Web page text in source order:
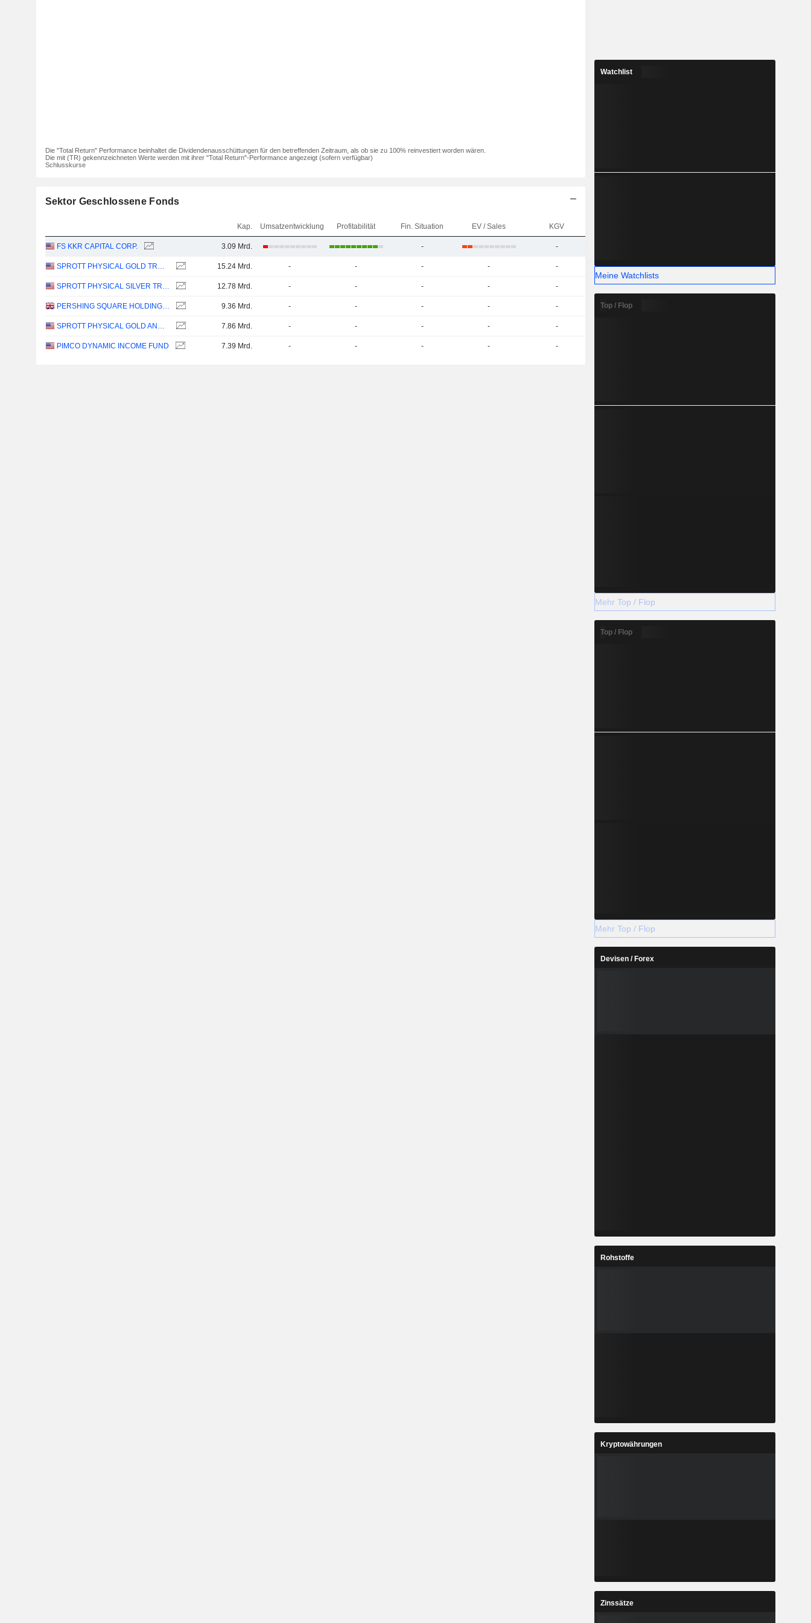
Die "Total Return" Performance beinhaltet die Dividendenausschüttungen für den betreffenden Zeitraum, als ob sie zu 100% reinvestiert worden wären.
Die mit (TR) gekennzeichneten Werte werden mit ihrer "Total Return"-Performance angezeigt (sofern verfügbar)
Schlusskurse
Sektor Geschlossene Fonds
Kap. Umsatzentwicklung Profitabilität Fin. Situation EV / Sales KGV
FS KKR CAPITAL CORP. 3.09 Mrd. - -
SPROTT PHYSICAL GOLD TRUST 15.24 Mrd. - - - - -
SPROTT PHYSICAL SILVER TRUST 12.78 Mrd. - - - - -
PERSHING SQUARE HOLDINGS, LTD. 9.36 Mrd. - - - - -
SPROTT PHYSICAL GOLD AND SILVER TRUST 7.86 Mrd. - - - - -
PIMCO DYNAMIC INCOME FUND 7.39 Mrd. - - - - -
Watchlist
Meine Watchlists
Top / Flop
Mehr Top / Flop
Top / Flop
Mehr Top / Flop
Devisen / Forex
Rohstoffe
Kryptowährungen
Zinssätze